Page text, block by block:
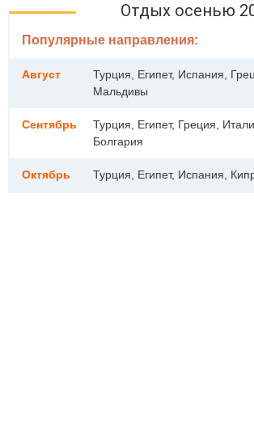
Отдых осенью
Популярные направления:
Август
Турция, Египет, Испания,
Мальдивы
Сентябрь
Турция, Египет, Греция,
Болгария
Октябрь Турция, Египет, Испания,